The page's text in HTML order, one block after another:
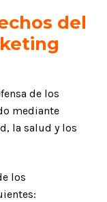
del
de los
mediante
la salud y los
los